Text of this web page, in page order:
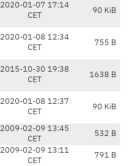
2020-01-07 17:14
CET
90 KiB
2020-01-08 12:34
CET
755 B
2015-10-30 19:38
CET
1638 B
2020-01-08 12:37
CET
90 KiB
2009-02-09 13:45
CET
532 B
2009-02-09 13:11
CET
791 B